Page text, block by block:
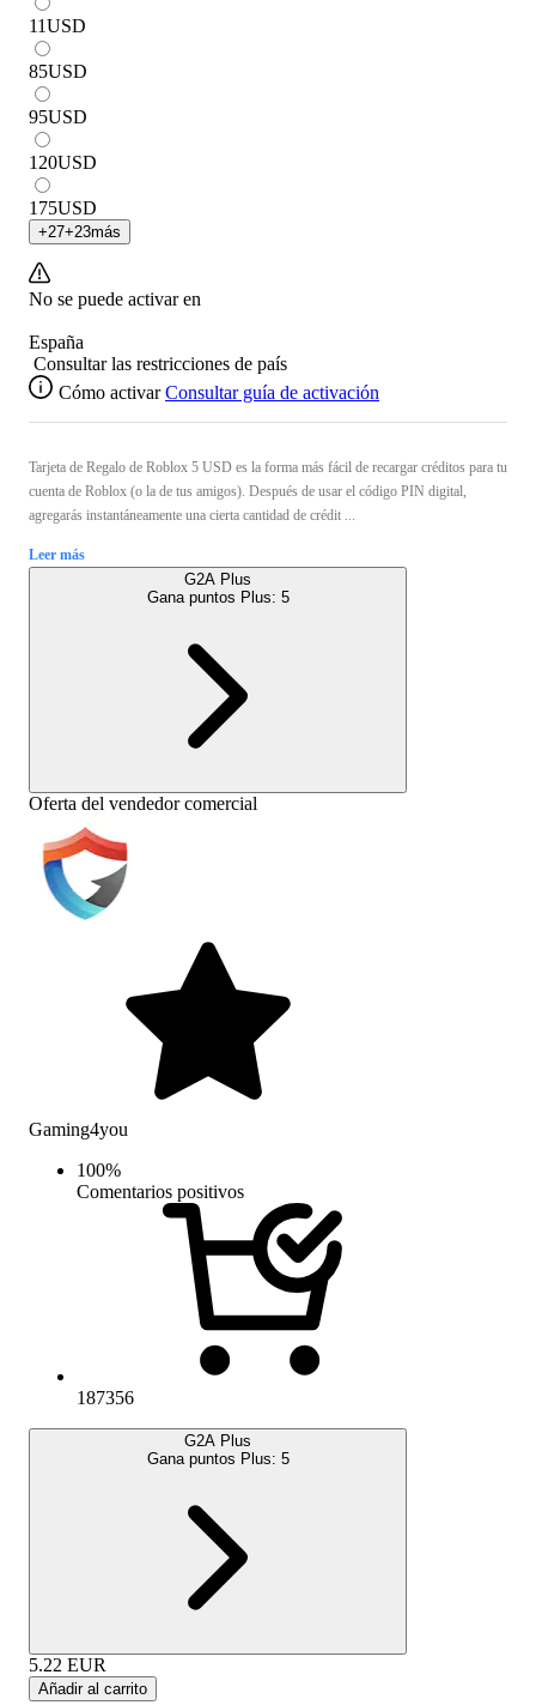
11USD
85USD
95USD
120USD
175USD
+27+23más
No se puede activar en
España
Consultar las restricciones de país
Cómo activar Consultar guía de activación
Tarjeta de Regalo de Roblox 5 USD es la forma más fácil de recargar créditos para tu
cuenta de Roblox (o la de tus amigos). Después de usar el código PIN digital,
agregarás instantáneamente una cierta cantidad de crédit ...
Leer más
G2A Plus
Gana puntos Plus: 5
Oferta del vendedor comercial
Gaming4you
100%
Comentarios positivos
187356
G2A Plus
Gana puntos Plus: 5
5.22 EUR
Añadir al carrito